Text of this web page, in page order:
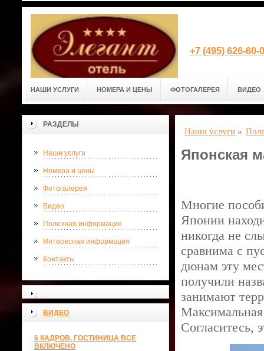
+7 (495) 626-
НАШИ УСЛУГИ НОМЕРА И ЦЕНЫ ФОТОГАЛЕРЕЯ ВИДЕО
РАЗДЕЛЫ
Наши услуги
Номера и цены
Фотогалерея
Видео
Полезная информация
Интересная информация
Контакты
ВИДЕО
6 КАДРОВ. ГОСТИНИЦА ВСЕ
ВКЛЮЧЕНО
Наши услуги »
Японская
Многие
Японии
никогда не
сравнима с
дюнам эту
получили
занимают
Согласитесь,